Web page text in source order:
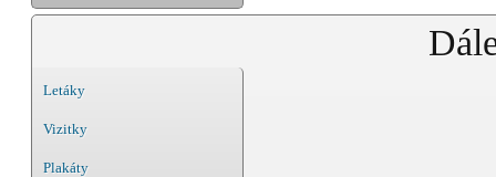
Letáky
Vizitky
Plakáty